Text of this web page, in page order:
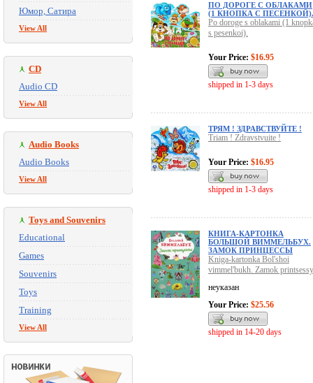
Юмор, Сатира
View All
CD
Audio CD
View All
Audio Books
Audio Books
View All
Toys and Souvenirs
Educational
Games
Souvenirs
Toys
Training
View All
ПО ДОРОГЕ С ОБЛАКАМИ
(1 КНОПКА С ПЕСЕНКОЙ).
Po doroge s oblakami (1
s pesenkoi).
Your Price: $16.95
shipped in 1-3 days
ТРЯМ ! ЗДРАВСТВУЙТЕ !
Triam ! Zdravstvuite !
Your Price: $16.95
shipped in 1-3 days
КНИГА-КАРТОНКА
БОЛЬШОЙ ВИММЕЛЬБУХ.
ЗАМОК ПРИНЦЕССЫ
Kniga-kartonka Bol'shoi
vimmel'bukh. Zamok printsessy
неуказан
Your Price: $25.56
shipped in 14-20 days